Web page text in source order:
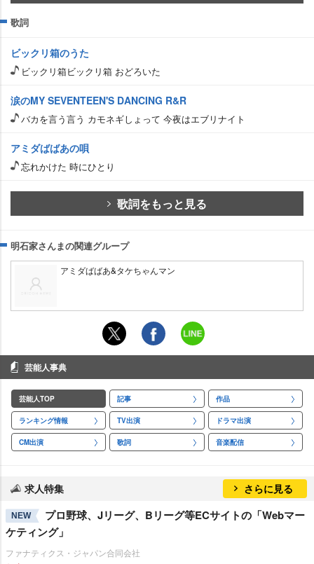
歌詞
ビックリ箱のうた
ビックリ箱ビックリ箱 おどろいた
涙のMY SEVENTEEN'S DANCING R&R
バカを言う言う カモネギしょって 今夜はエブリナイト
アミダばばあの唄
忘れかけた 時にひとり
歌詞をもっと見る
明石家さんまの関連グループ
アミダばばあ&タケちゃんマン
芸能人事典
芸能人TOP 記事 作品
ランキング情報 TV出演 ドラマ出演
CM出演 歌詞 音楽配信
求人特集 さらに見る
NEW
プロ野球、Jリーグ、Bリーグ等ECサイトの「Webマー
ケティング」
ファナティクス・ジャパン合同会社